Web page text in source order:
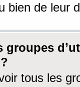
bien de leur
groupes
tous les